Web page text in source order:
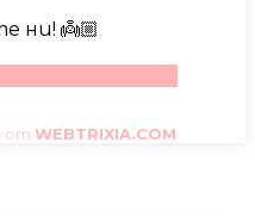
ни! 👼🏼
от WEBTRIXIA.COM